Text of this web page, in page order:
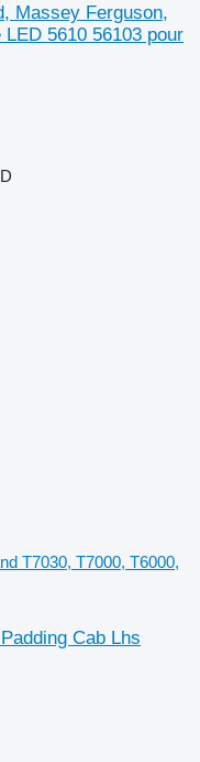
Massey Ferguson,
5610 56103 pour
T7030, T7000, T6000,
Cab Lhs